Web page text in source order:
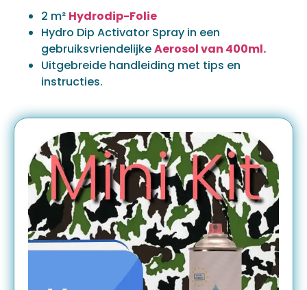
2 m² Hydrodip-Folie
Hydro Dip Activator Spray in een
gebruiksvriendelijkeAerosol van 400ml.
Uitgebreide handleiding met tips en
instructies.